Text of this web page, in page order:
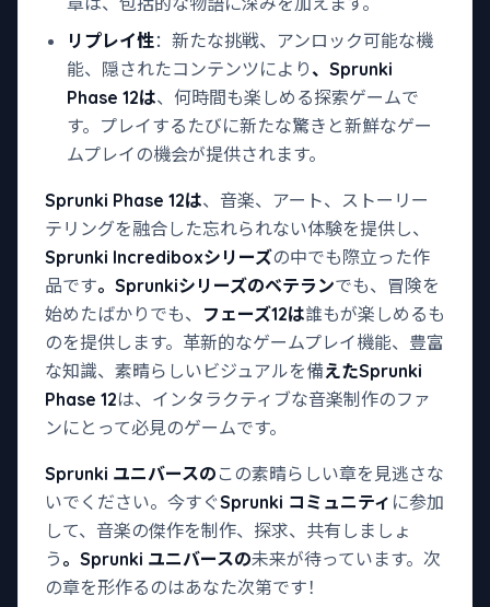
リプレイ性：新たな挑戦、アンロック可能な機
能、隠されたコンテンツにより、Sprunki
Phase 12は、何時間も楽しめる探索ゲームで
す。プレイするたびに新たな驚きと新鮮なゲー
ムプレイの機会が提供されます。
Sprunki Phase 12は、音楽、アート、ストーリー
テリングを融合した忘れられない体験を提供し、
Sprunki Incrediboxシリーズの中でも際立った作
品です。Sprunkiシリーズのベテランでも、冒険を
始めたばかりでも、 フェーズ12は誰もが楽しめるも
のを提供します。革新的なゲームプレイ機能、豊富
な知識、素晴らしいビジュアルを備えたSprunki
Phase 12は、インタラクティブな音楽制作のファ
ンにとって必見のゲームです。
Sprunki ユニバースの この素晴らしい章を見逃さな
いでください。今すぐSprunki コミュニティ に参加
して、音楽の傑作を制作、探求、共有しましょ
う。Sprunki ユニバースの未来が待っています。次
の章を形作るのはあなた次第です！